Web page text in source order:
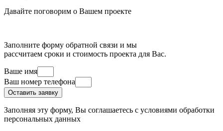
Давайте поговорим о Вашем проекте
Заполните форму обратной связи и мы
расcчитаем сроки и стоимость проекта для Вас.
Ваше имя
Ваш номер телефона
Оставить заявку
Заполняя эту форму, Вы соглашаетесь c условиями обработки
персональных данных